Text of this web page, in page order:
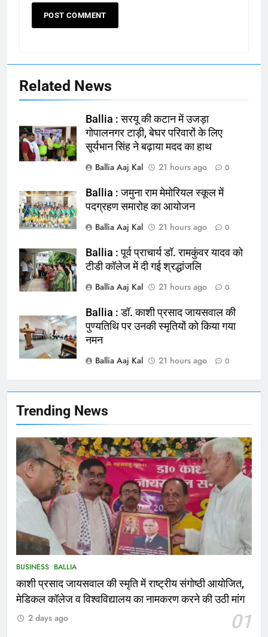
Trending News
BUSINESS BALLIA
काशी प्रसाद जायसवाल की स्मृति में राष्ट्रीय संगोष्ठी आयोजित,
मेडिकल कॉलेज व विश्वविद्यालय का नामकरण करने की उठी मांग
01
2 days ago
164
चिकित्सक, किया प्रदर्शन
NATIONAL बलिया
165
बलिया को मिलेगी नई ट्रेन की सौगात
NATIONAL बलिया
166
फांसी लगाकर दी जान
NATIONAL
167
Ballia : थैंक्यू बलिया पुलिस: पीड़िता को
मिले 1.38 लाख रूपये
NATIONAL बलिया
कोचिंग सेंटर में लगी भीषण आग, जान
बचाने के लिए छात्रों ने लगाई छलांग, कई
2
भरत तिवारी एनकाउंटर मामले को लेकर
सियासत तेज, भाजपा सांसद ने बताई हत्या
Related News
Ballia : सरयू की कटान में उजड़ा
गोपालनगर टाड़ी, बेघर परिवारों के लिए
सूर्यभान सिंह ने बढ़ाया मदद का हाथ
Ballia Aaj Kal
21 hours ago 0
Ballia : जमुना राम मेमोरियल स्कूल में
पदग्रहण समारोह का आयोजन
Ballia Aaj Kal
21 hours ago 0
Ballia : पूर्व प्राचार्य डॉ. रामकुंवर यादव को
टीडी कॉलेज में दी गई श्रद्धांजलि
Ballia Aaj Kal
21 hours ago 0
Ballia : डॉ. काशी प्रसाद जायसवाल की
पुण्यतिथि पर उनकी स्मृतियों को किया गया
नमन
Ballia Aaj Kal
21 hours ago 0